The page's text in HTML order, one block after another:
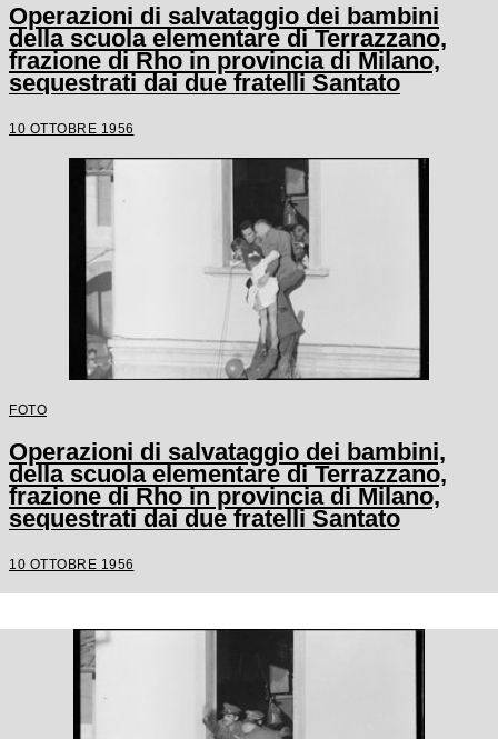
Operazioni di salvataggio dei bambini
della scuola elementare di Terrazzano,
frazione di Rho in provincia di Milano,
sequestrati dai due fratelli Santato
10 OTTOBRE 1956
FOTO
Operazioni di salvataggio dei bambini,
della scuola elementare di Terrazzano,
frazione di Rho in provincia di Milano,
sequestrati dai due fratelli Santato
10 OTTOBRE 1956